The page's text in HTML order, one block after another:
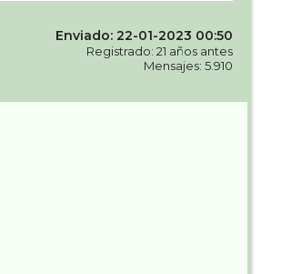
Enviado: 22-01-2023 00:50
Registrado: 21 años antes
Mensajes: 5.910